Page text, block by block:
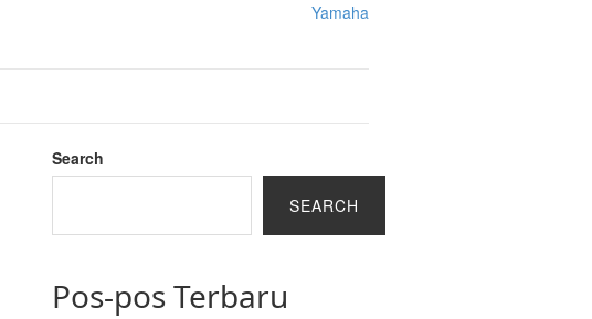
Yamaha
Search
SEARCH
Pos-pos Terbaru